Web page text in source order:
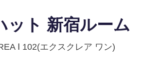
ット 新宿ルーム
Ⅰ 102(エクスクレア ワン)